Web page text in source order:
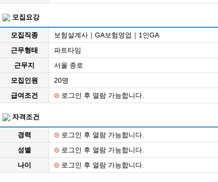
모집요강
모집직종
보험설계사｜GA보험영업｜1인GA
근무형태
파트타임
근무지
서울 종로
모집인원
20명
급여조건
로그인 후 열람 가능합니다.
자격조건
경력
로그인 후 열람 가능합니다.
성별
로그인 후 열람 가능합니다.
나이
로그인 후 열람 가능합니다.